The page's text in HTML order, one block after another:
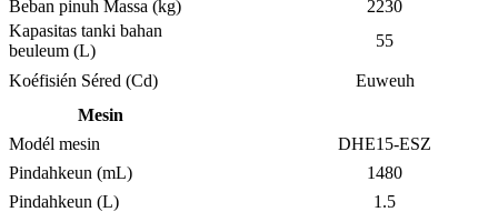
Beban pinuh Massa (kg)
2230
Kapasitas tanki bahan
beuleum (L)
55
Koéfisién Séred (Cd)
Euweuh
Mesin
Modél mesin
DHE15-ESZ
Pindahkeun (mL)
1480
Pindahkeun (L)
1.5